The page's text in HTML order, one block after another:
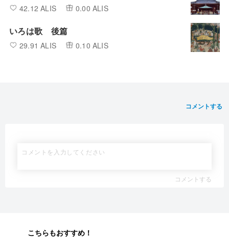
42.12 ALIS 0.00 ALIS
いろは歌 後篇
29.91 ALIS 0.10 ALIS
コメントする
コメントする
こちらもおすすめ！